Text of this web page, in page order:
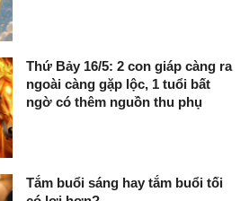
Thứ Bảy 16/5: 2 con giáp càng ra
ngoài càng gặp lộc, 1 tuổi bất
ngờ có thêm nguồn thu phụ
Tắm buổi sáng hay tắm buổi tối